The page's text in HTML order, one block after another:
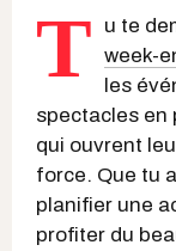
T u te
week-
les
spectacles en
qui ouvrent
force. Que tu
planifier une
profiter du